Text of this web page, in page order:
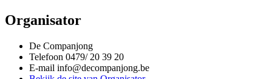
Organisator
De Companjong
Telefoon 0479/ 20 39 20
E-mail info@decompanjong.be